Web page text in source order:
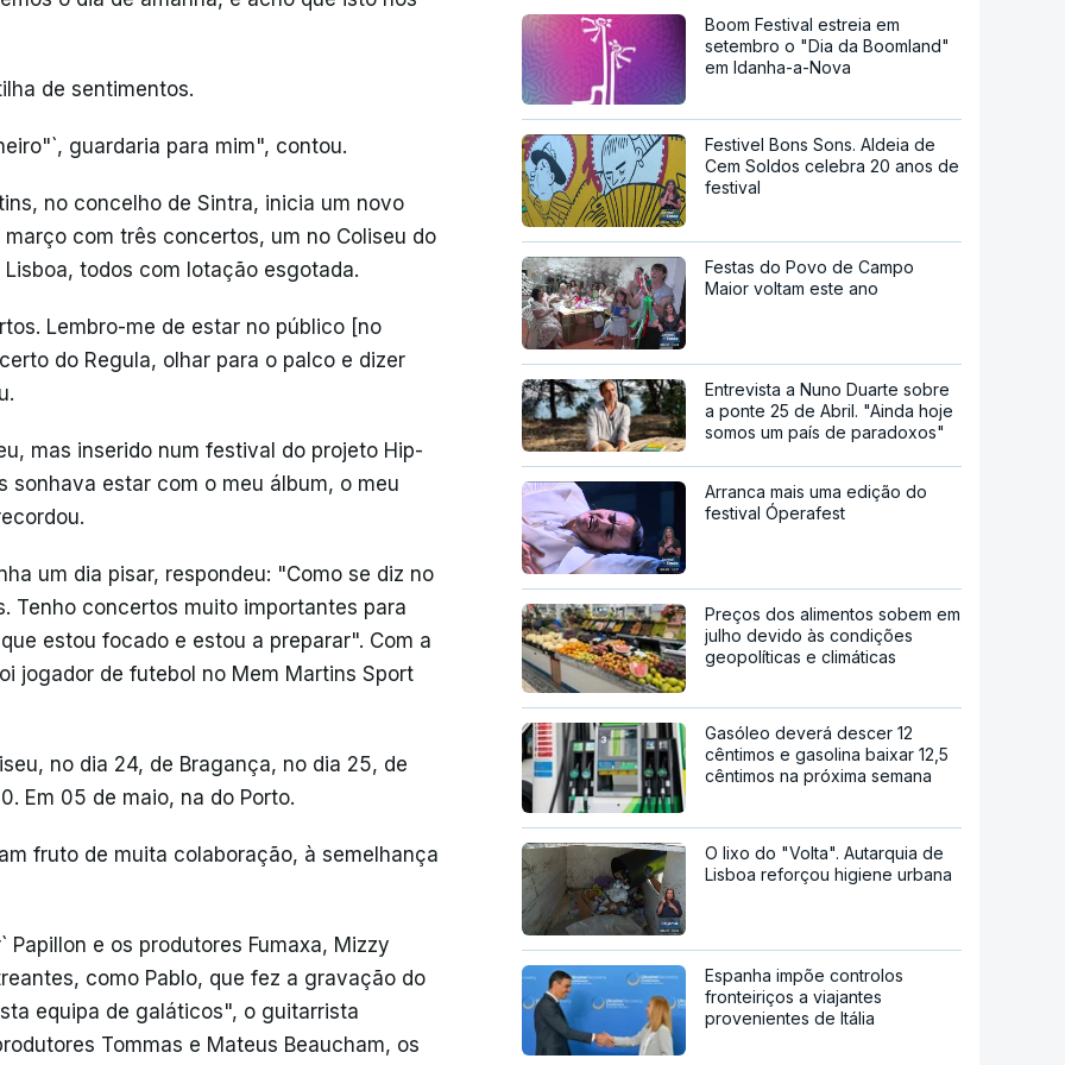
de sentimentos.
guardaria para mim", contou.
no concelho de Sintra, inicia um novo
com três concertos, um no Coliseu do
todos com lotação esgotada.
Lembro-me de estar no público [no
do Regula, olhar para o palco e dizer
mas inserido num festival do projeto Hip-
sonhava estar com o meu álbum, o meu
um dia pisar, respondeu: "Como se diz no
Tenho concertos muito importantes para
estou focado e estou a preparar". Com a
jogador de futebol no Mem Martins Sport
no dia 24, de Bragança, no dia 25, de
Em 05 de maio, na do Porto.
fruto de muita colaboração, à semelhança
e os produtores Fumaxa, Mizzy
como Pablo, que fez a gravação do
equipa de galáticos", o guitarrista
Tommas e Mateus Beaucham, os
Boom Festival estreia em
setembro o "Dia da Boomland"
em Idanha-a-Nova
Festivel Bons Sons. Aldeia de
Cem Soldos celebra 20 anos de
festival
Festas do Povo de Campo
Maior voltam este ano
Entrevista a Nuno Duarte sobre
a ponte 25 de Abril. "Ainda hoje
somos um país de paradoxos"
Arranca mais uma edição do
festival Óperafest
Preços dos alimentos sobem em
julho devido às condições
geopolíticas e climáticas
Gasóleo deverá descer 12
cêntimos e gasolina baixar 12,5
cêntimos na próxima semana
O lixo do "Volta". Autarquia de
Lisboa reforçou higiene urbana
Espanha impõe controlos
fronteiriços a viajantes
provenientes de Itália